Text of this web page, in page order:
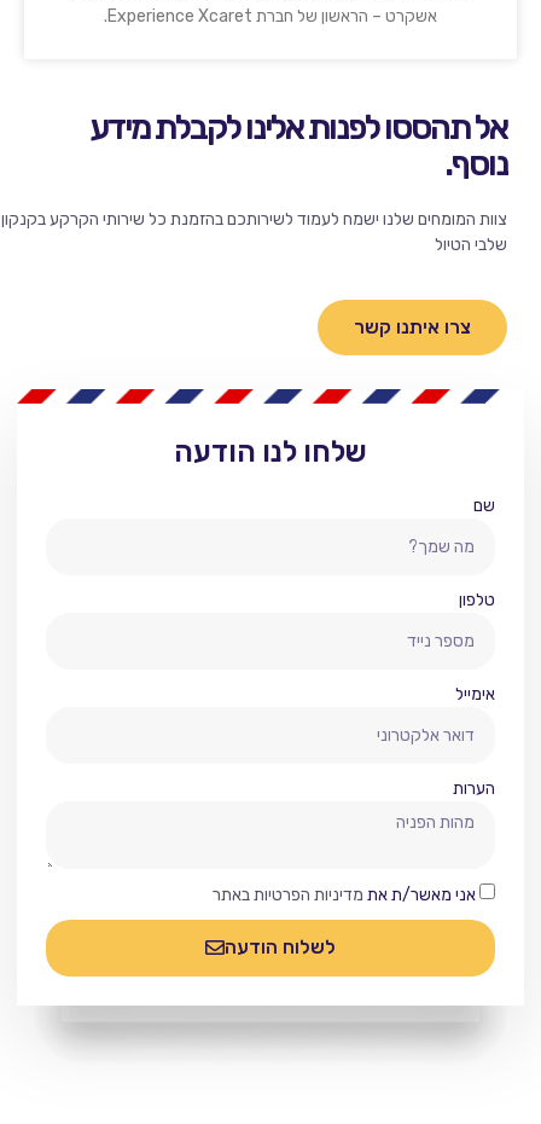
אשקרט – הראשון של חברת Experience Xcaret.
אל תהססו לפנות אלינו לקבלת מידע
נוסף.
צוות המומחים שלנו ישמח לעמוד לשירותכם בהזמנת כל שירותי הקרקע
שלבי הטיול
צרו איתנו קשר
שלחו לנו הודעה
שם
טלפון
אימייל
הערות
אני מאשר/ת את מדיניות הפרטיות באתר
לשלוח הודעה